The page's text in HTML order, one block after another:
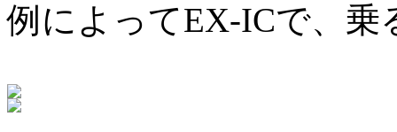
例によってEX-ICで、